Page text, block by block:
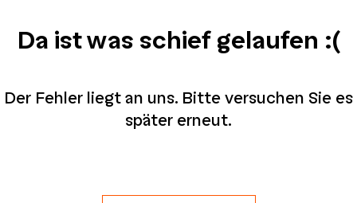
Da ist was schief gelaufen :(
Der Fehler liegt an uns. Bitte versuchen Sie es
später erneut.